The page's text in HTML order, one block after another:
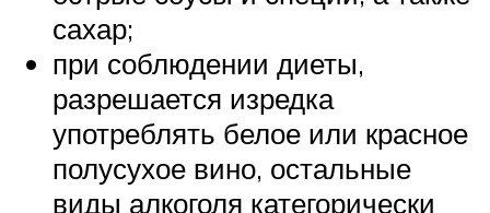
сахар;
при соблюдении диеты,
разрешается изредка
употреблять белое или красное
полусухое вино, остальные
виды алкоголя категорически